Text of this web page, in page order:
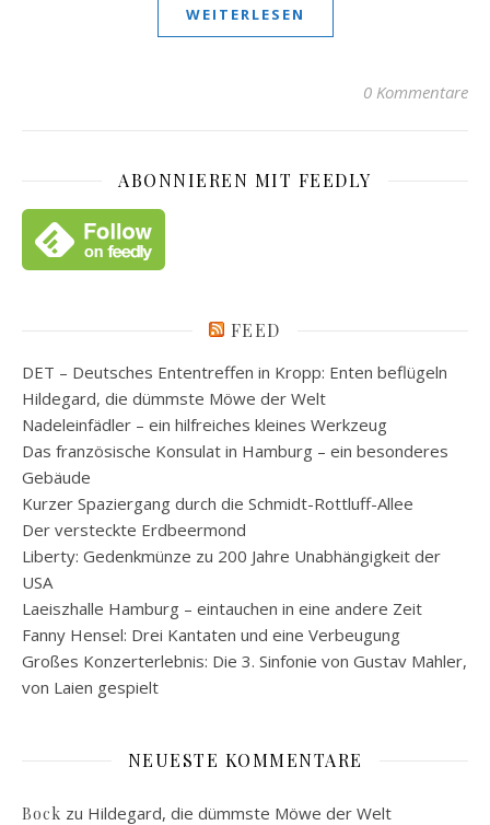
WEITERLESEN
0 Kommentare
ABONNIEREN MIT FEEDLY
FEED
DET – Deutsches Ententreffen in Kropp: Enten beflügeln
Hildegard, die dümmste Möwe der Welt
Nadeleinfädler – ein hilfreiches kleines Werkzeug
Das französische Konsulat in Hamburg – ein besonderes
Gebäude
Kurzer Spaziergang durch die Schmidt-Rottluff-Allee
Der versteckte Erdbeermond
Liberty: Gedenkmünze zu 200 Jahre Unabhängigkeit der
USA
Laeiszhalle Hamburg – eintauchen in eine andere Zeit
Fanny Hensel: Drei Kantaten und eine Verbeugung
Großes Konzerterlebnis: Die 3. Sinfonie von Gustav Mahler,
von Laien gespielt
NEUESTE KOMMENTARE
Bock zu Hildegard, die dümmste Möwe der Welt